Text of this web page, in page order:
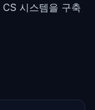
시스템을 구축